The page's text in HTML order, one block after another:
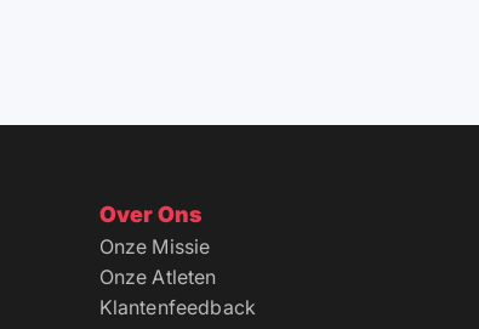
Over Ons
Onze Missie
Onze Atleten
Klantenfeedback